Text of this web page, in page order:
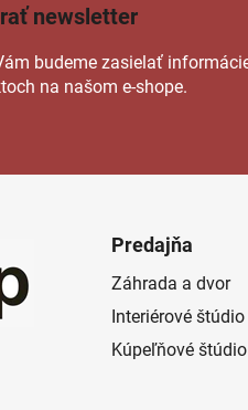
newsletter
budeme zasielať
na našom e-shope.
Predajňa
Záhrada a dvor
Interiérové štúdio
Kúpeľňové štúdio